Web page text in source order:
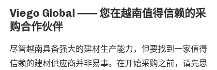
Viego Global —— 您在越南值得信赖的采
购合作伙伴
尽管越南具备强大的建材生产能力，但要找到一家值得
信赖的建材供应商并非易事。在开始采购之前，请先思